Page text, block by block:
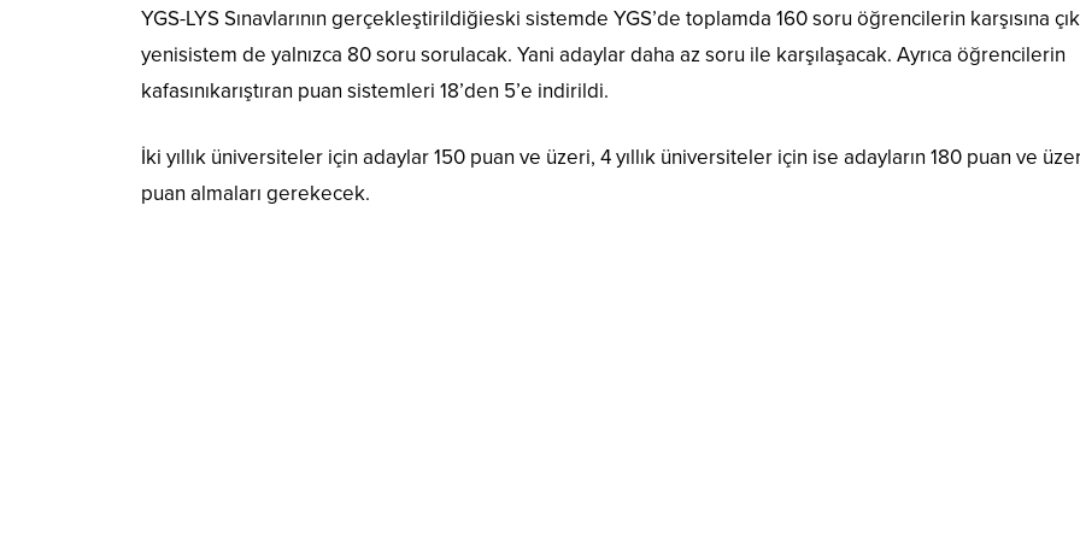
YGS-LYS Sınavlarının gerçekleştirildiğieski sistemde YGS’de toplamda 160 soru öğrencilerin karşısına
yenisistem de yalnızca 80 soru sorulacak. Yani adaylar daha az soru ile karşılaşacak. Ayrıca öğrencilerin
kafasınıkarıştıran puan sistemleri 18’den 5’e indirildi.
İki yıllık üniversiteler için adaylar 150 puan ve üzeri, 4 yıllık üniversiteler için ise adayların 180 puan ve
puan almaları gerekecek.